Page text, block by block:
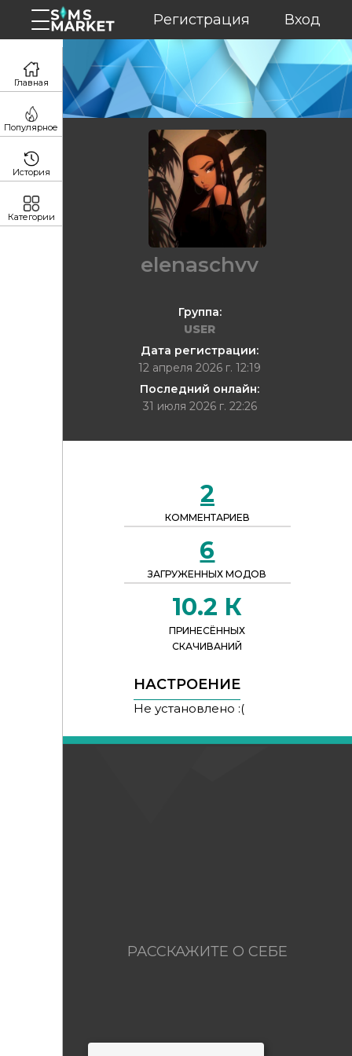
Регистрация Вход
elenaschvv
Группа:
USER
Дата регистрации:
12 апреля 2026 г. 12:19
Последний онлайн:
31 июля 2026 г. 22:26
2
КОММЕНТАРИЕВ
6
ЗАГРУЖЕННЫХ МОДОВ
10.2 К
ПРИНЕСЁННЫХ
СКАЧИВАНИЙ
НАСТРОЕНИЕ
Не установлено :(
РАССКАЖИТЕ О СЕБЕ
Главная
Популярное
История
Категории